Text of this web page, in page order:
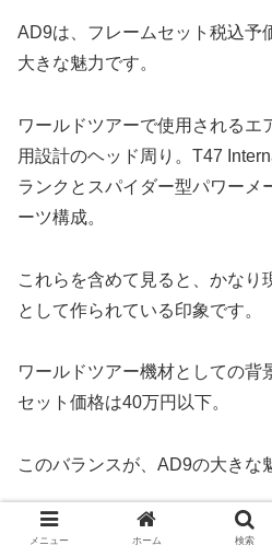
AD9は、フレームセット税込予
大きな魅力です。
ワールドツアーで使用されるエ
用設計のヘッド周り。T47
ランクとスパイダー型パワーメ
ーツ構成。
これらを含めて見ると、かなり
として作られている印象です。
ワールドツアー機材としての背
セット価格は40万円以下。
このバランスが、AD9の大きな
メニュー ホーム 検索